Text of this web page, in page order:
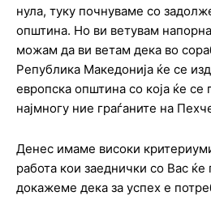
нула, туку почнуваме со
општина. Но ви ветувам
можам да ви ветам дека во
Република Македонија ќе се
европска општина со која ќе се
најмногу ние граѓаните на
Денес имаме високи
работа кои заеднички со Вас
докажеме дека за успех е